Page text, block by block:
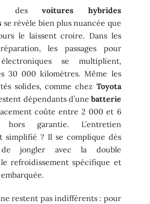
desvoitures hybrides
se révèle bien plus nuancée que
le laissent croire. Dans les
les passages pour
se multiplient,
30 000 kilomètres. Même les
solides, comme chez Toyota
dépendants d’une batterie
coûte entre 2 000 et 6
garantie. L’entretien
simplifié ? Il se complique dès
de jongler avec la double
refroidissement spécifique et
ne restent pas indifférents : pour